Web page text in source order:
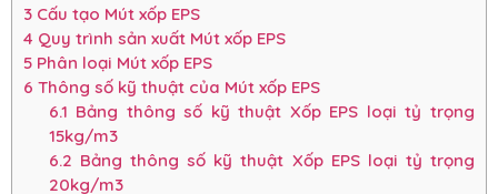
3 Cấu tạo Mút xốp EPS
4 Quy trình sản xuất Mút xốp EPS
5 Phân loại Mút xốp EPS
6 Thông số kỹ thuật của Mút xốp EPS
6.1 Bảng thông số kỹ thuật Xốp EPS loại tỷ trọng
15kg/m3
6.2 Bảng thông số kỹ thuật Xốp EPS loại tỷ trọng
20kg/m3